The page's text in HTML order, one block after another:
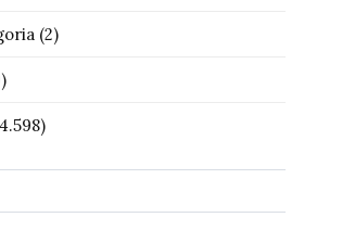
(2)